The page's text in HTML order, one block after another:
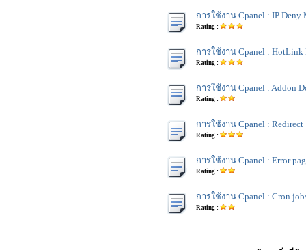
การใช้งาน Cpanel : IP Deny
Rating :
การใช้งาน Cpanel : HotLink
Rating :
การใช้งาน Cpanel : Addon
Rating :
การใช้งาน Cpanel : Redirect
Rating :
การใช้งาน Cpanel : Error
Rating :
การใช้งาน Cpanel : Cron
Rating :